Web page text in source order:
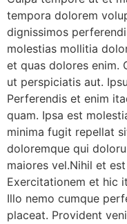
tempora dolorem
dignissimos
molestias mollitia
et quas dolores enim.
ut perspiciatis aut.
Perferendis et enim
quam. Ipsa est
minima fugit repellat
doloremque qui
maiores vel.Nihil et
Exercitationem et hic
Illo nemo cumque
placeat. Provident